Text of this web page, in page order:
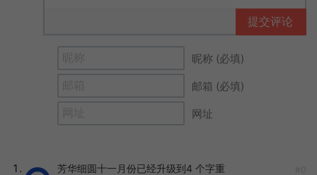
提交评论
昵称 (必填)
邮箱 (必填)
网址
芳华细圆十一月份已经升级到4 个字重